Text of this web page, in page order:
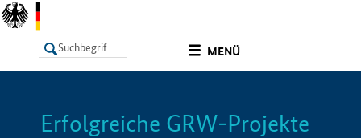
MENÜ
LISTE Info
Erfolgreiche GRW-Projekte